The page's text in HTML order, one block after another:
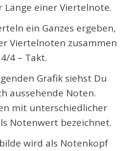
einer Viertelnote.
ein Ganzes ergeben,
Viertelnoten zusammen
4 – Takt.
Grafik siehst Du
aussehende Noten.
mit unterschiedlicher
Notenwert bezeichnet.
wird als Notenkopf